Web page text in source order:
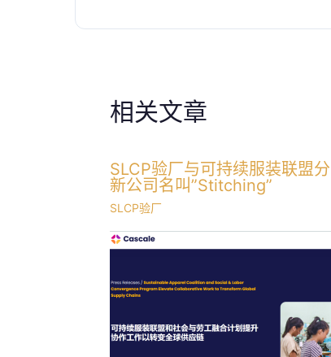
相关文章
SLCP验厂与可持续服装联盟
新公司名叫”Stitching”
SLCP验厂